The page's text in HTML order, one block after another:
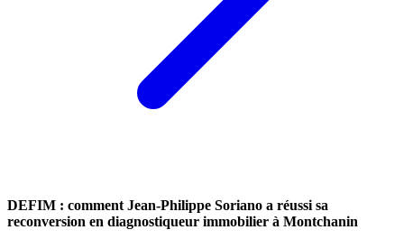
DEFIM : comment Jean-Philippe Soriano a réussi sa
reconversion en diagnostiqueur immobilier à Montchanin